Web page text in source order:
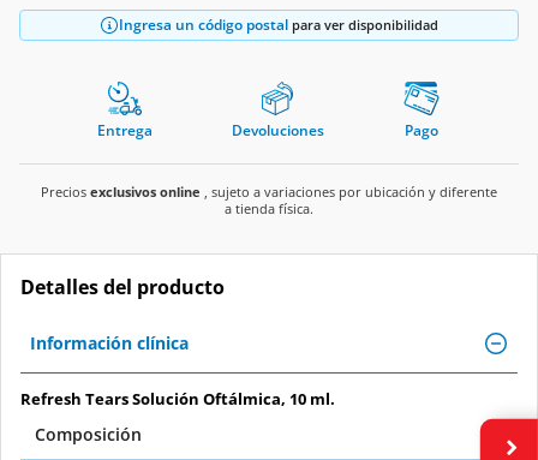
Ingresa un código postal para ver disponibilidad
Entrega Devoluciones Pago
Precios exclusivos online , sujeto a variaciones por ubicación y diferente
a tienda física.
Detalles del producto
Información clínica
Refresh Tears Solución Oftálmica, 10 ml.
Composición